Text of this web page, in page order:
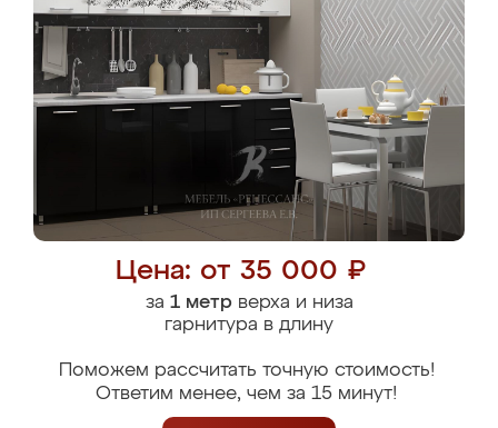
Цена: от 35 000 ₽
за 1 метрверха и низа
гарнитура в длину
Поможем рассчитать точную стоимость!
Ответим менее, чем за 15 минут!